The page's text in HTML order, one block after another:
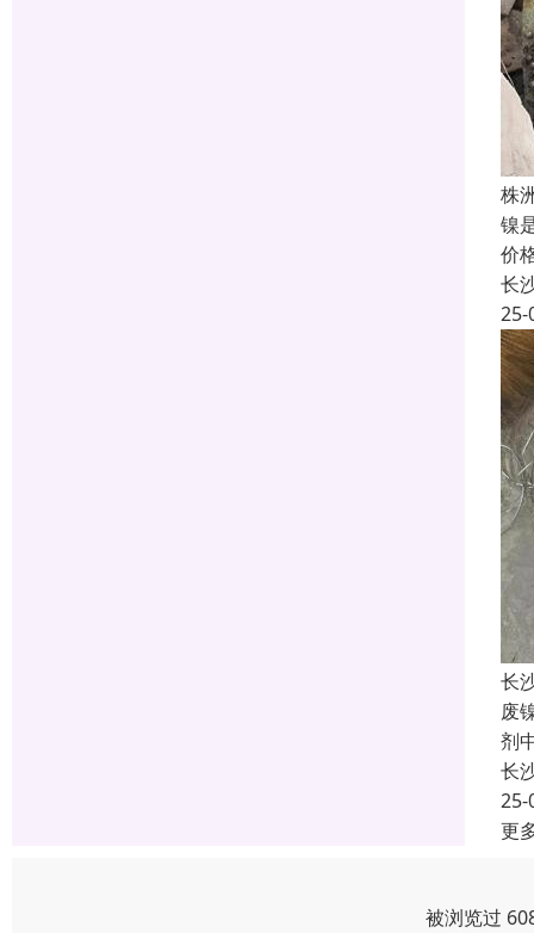
株
镍
价
长
25-
长
废
剂
长
25-
更
被浏览过